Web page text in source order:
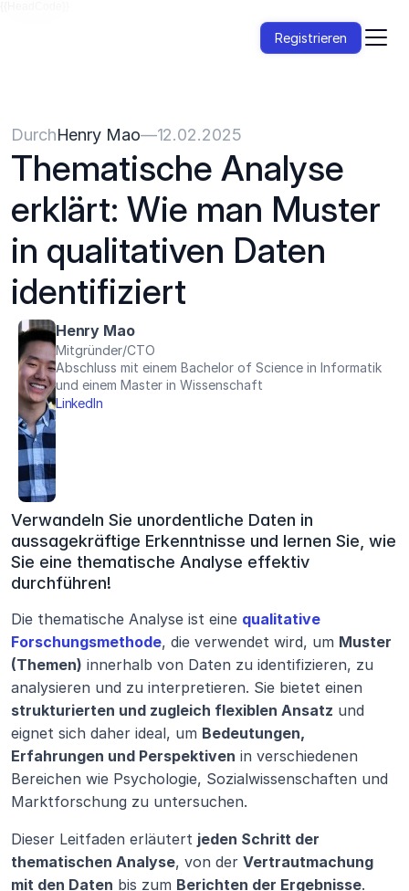
Registrieren
DurchHenry Mao—12.02.2025
Thematische Analyse
erklärt: Wie man Muster
in qualitativen Daten
identifiziert
Henry Mao
Mitgründer/CTO
Abschluss mit einem Bachelor of Science in Informatik
und einem Master in Wissenschaft
LinkedIn
Verwandeln Sie unordentliche Daten in
aussagekräftige Erkenntnisse und lernen Sie, wie
Sie eine thematische Analyse effektiv
durchführen!
Die thematische Analyse ist eine qualitative
Forschungsmethode, die verwendet wird, um Muster
(Themen) innerhalb von Daten zu identifizieren, zu
strukturierten und zugleich flexiblen Ansatz und
eignet sich daher ideal, um Bedeutungen,
Erfahrungen und Perspektiven in verschiedenen
Bereichen wie Psychologie, Sozialwissenschaften und
Marktforschung zu untersuchen.
Dieser Leitfaden erläutert jeden Schritt der
thematischen Analyse, von der Vertrautmachung
mit den Daten bis zum Berichten der Ergebnisse.